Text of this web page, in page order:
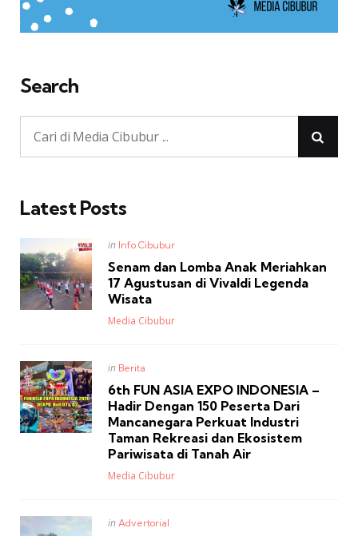
Search
Latest Posts
Posted
in Info Cibubur
Senam dan Lomba Anak Meriahkan
17 Agustusan di Vivaldi Legenda
Wisata
Posted
Media Cibubur
Posted
in
in Berita
6th FUN ASIA EXPO INDONESIA –
Hadir Dengan 150 Peserta Dari
Mancanegara Perkuat Industri
Taman Rekreasi dan Ekosistem
Pariwisata di Tanah Air
Posted
Media Cibubur
Posted
in Advertorial